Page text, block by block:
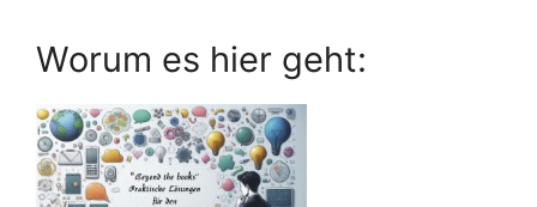
Worum es hier geht: